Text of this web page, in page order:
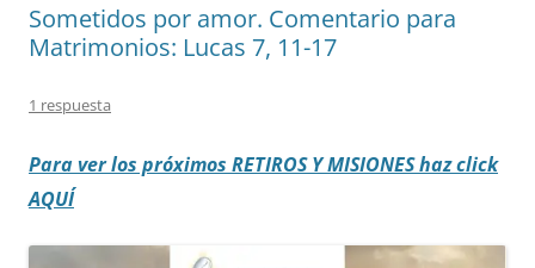
Sometidos por amor. Comentario para
Matrimonios: Lucas 7, 11-17
1 respuesta
Para ver los próximos RETIROSY MISIONES haz click
AQUÍ